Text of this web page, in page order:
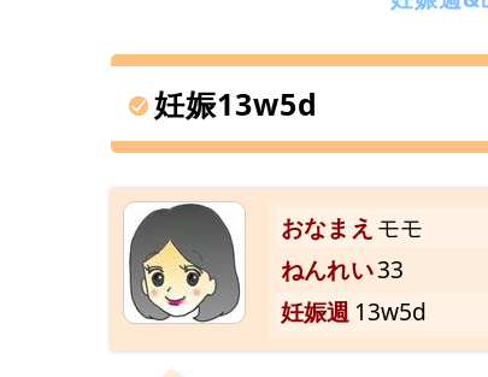
妊娠13w5d
おなまえ モモ
ねんれい33
妊娠週 13w5d